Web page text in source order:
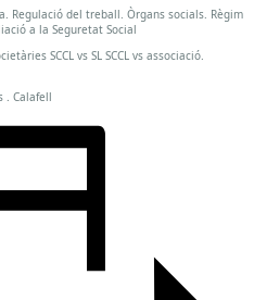
Regulació del treball. Òrgans socials. Règim
a la Seguretat Social
SCCL vs SL SCCL vs associació.
. Calafell